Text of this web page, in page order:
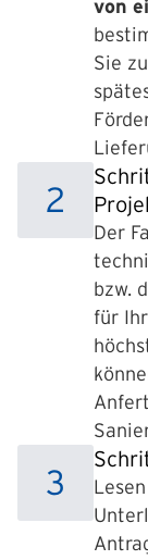
von
Sie
2
Der
bzw.
für
3